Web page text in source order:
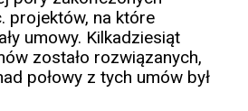
projektów, na które
umowy. Kilkadziesiąt
zostało rozwiązanych,
połowy z tych umów był